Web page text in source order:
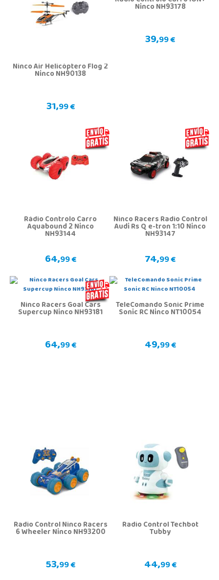
Ninco Air Helicóptero Flog 2
Ninco NH90138
31,99 €
Ninco NH93178
39,99 €
Rádio Controlo Carro
Aquabound 2 Ninco
NH93144
64,99 €
Ninco Racers Radio Control
Audi Rs Q e-tron 1:10 Ninco
NH93147
74,99 €
Ninco Racers Goal Cars
Supercup Ninco NH93181
64,99 €
TeleComando Sonic Prime
Sonic RC Ninco NT10054
49,99 €
Radio Control Ninco Racers
6 Wheeler Ninco NH93200
53,99 €
Radio Control Techbot
Tubby
44,99 €